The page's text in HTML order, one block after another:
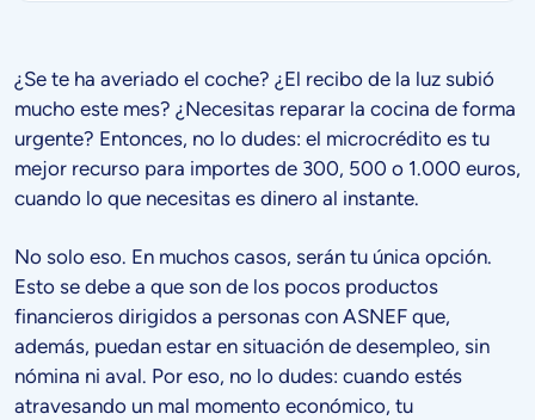
¿Se te ha averiado el coche? ¿El recibo de la luz subió
mucho este mes? ¿Necesitas reparar la cocina de forma
urgente? Entonces, no lo dudes: el microcrédito es tu
mejor recurso para importes de 300, 500 o 1.000 euros,
cuando lo que necesitas es dinero al instante.
No solo eso. En muchos casos, serán tu única opción.
Esto se debe a que son de los pocos productos
financieros dirigidos a personas con ASNEF que,
además, puedan estar en situación de desempleo, sin
nómina ni aval. Por eso, no lo dudes: cuando estés
atravesando un mal momento económico, tu